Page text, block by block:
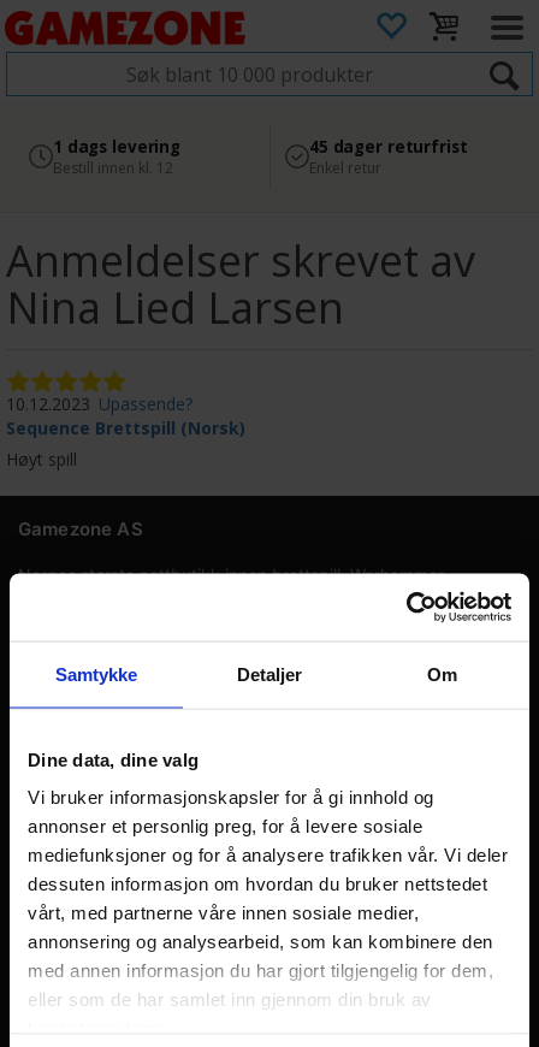
Samtykke Detaljer Om
Dine data, dine valg
Vi bruker informasjonskapsler for å gi innhold og
annonser et personlig preg, for å levere sosiale
mediefunksjoner og for å analysere trafikken vår. Vi deler
dessuten informasjon om hvordan du bruker nettstedet
vårt, med partnerne våre innen sosiale medier,
annonsering og analysearbeid, som kan kombinere den
med annen informasjon du har gjort tilgjengelig for dem,
eller som de har samlet inn gjennom din bruk av
2 300+ anmeldelser på
Google
Sikker betaling
med Svea
1 dags levering
Bestill innen kl. 12
45 dager returfrist
Enkel retur
Anmeldelser skrevet av
Nina Lied Larsen
10.12.2023 Upassende?
Sequence Brettspill (Norsk)
Høyt spill
Gamezone AS
Norges største nettbutikk innen brettspill, Warhammer
miniatyrspill og samlekort med over 20 års erfaring.
Snarveier
Ofte stilte spørsmål
Min side
Kundeservice
Bedriftsportal
Trenger du hjelp?